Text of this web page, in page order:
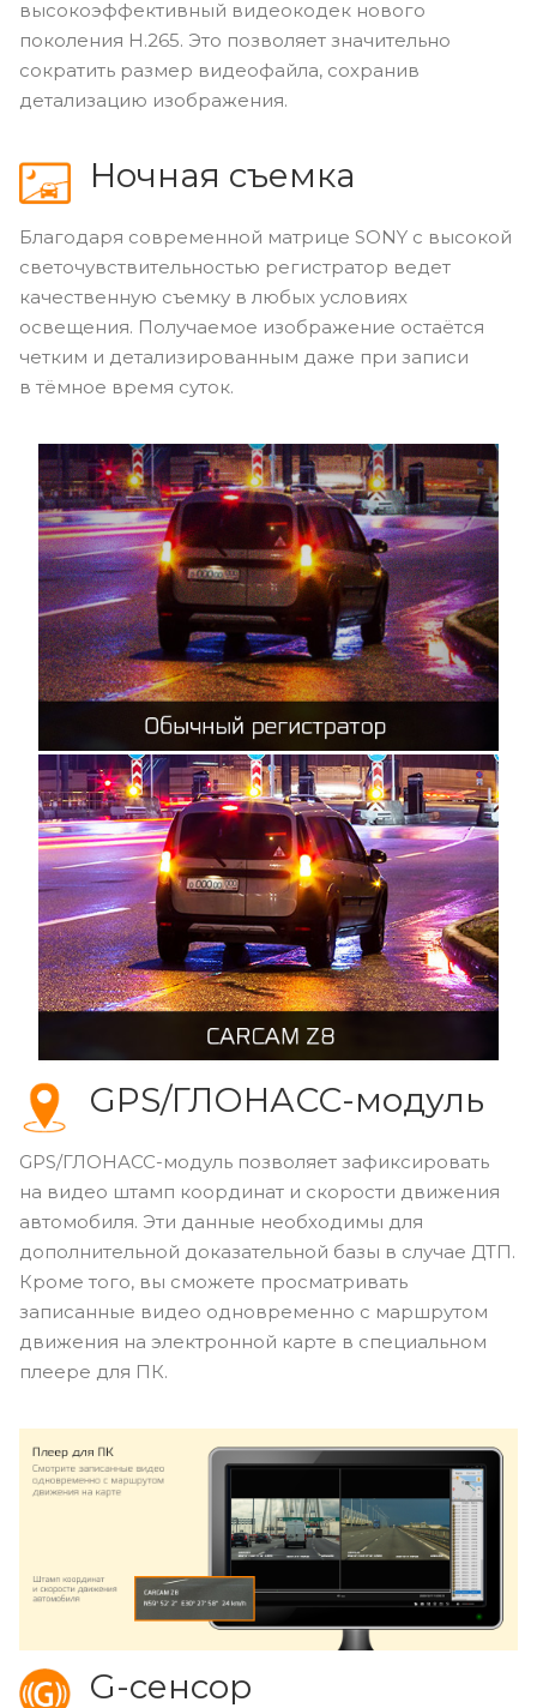
высокоэффективный видеокодек нового
поколения H.265. Это позволяет значительно
сократить размер видеофайла, сохранив
детализацию изображения.
Ночная съемка
Благодаря современной матрице SONY с высокой
светочувствительностью регистратор ведет
качественную съемку в любых условиях
освещения. Получаемое изображение остаётся
четким и детализированным даже при записи
в тёмное время суток.
GPS/ГЛОНАСС-модуль
GPS/ГЛОНАСС-модуль позволяет зафиксировать
на видео штамп координат и скорости движения
автомобиля. Эти данные необходимы для
дополнительной доказательной базы в случае ДТП.
Кроме того, вы сможете просматривать
записанные видео одновременно с маршрутом
движения на электронной карте в специальном
плеере для ПК.
G-cенсор